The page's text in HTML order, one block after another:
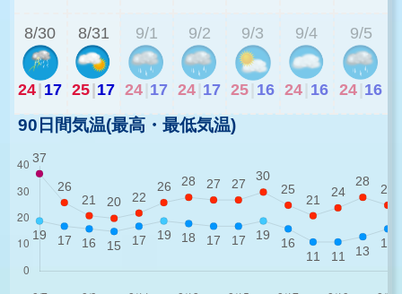
8/30
24 17
8/31
25 17
9/1
24 17
9/2
24 17
9/3
25 16
9/4
24 16
9/5
24 16
90日間気温(最高・最低気温)